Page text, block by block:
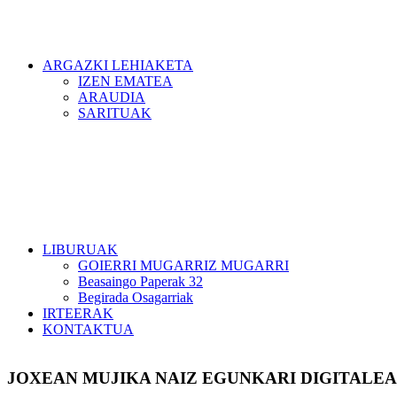
ARGAZKI LEHIAKETA
IZEN EMATEA
ARAUDIA
SARITUAK
LIBURUAK
GOIERRI MUGARRIZ MUGARRI
Beasaingo Paperak 32
Begirada Osagarriak
IRTEERAK
KONTAKTUA
JOXEAN MUJIKA NAIZ EGUNKARI